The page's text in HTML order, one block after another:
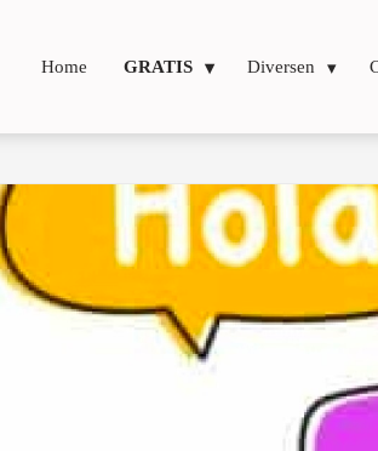
Home GRATIS Diversen